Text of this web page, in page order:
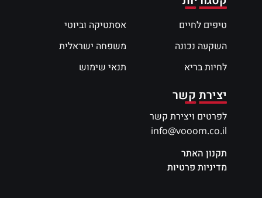
טיפים לחיים
השקעה נכונה
לחיות בריא
אסתטיקה וביוטי
משפחה ישראלית
תנאי שימוש
יצירת קשר
לפרטים ויצירת קשר
info@vooom.co.il
תקנון האתר
מדיניות פרטיות